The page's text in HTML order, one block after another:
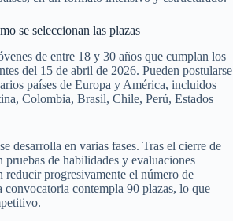
se seleccionan las plazas
de entre 18 y 30 años que cumplan los
del 15 de abril de 2026. Pueden postularse
países de Europa y América, incluidos
Colombia, Brasil, Chile, Perú, Estados
desarrolla en varias fases. Tras el cierre de
pruebas de habilidades y evaluaciones
reducir progresivamente el número de
convocatoria contempla 90 plazas, lo que